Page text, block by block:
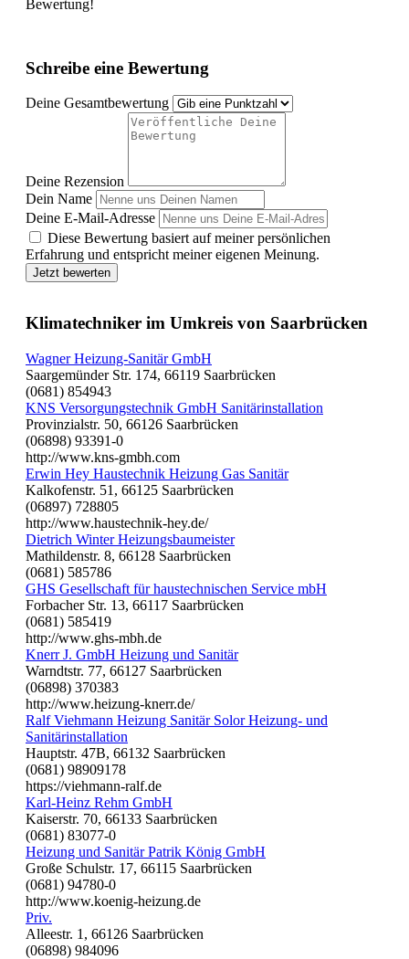
Bewertung!
Schreibe eine Bewertung
Deine Gesamtbewertung
Deine Rezension
Dein Name
Deine E-Mail-Adresse
Diese Bewertung basiert auf meiner persönlichen
Erfahrung und entspricht meiner eigenen Meinung.
Jetzt bewerten
Klimatechniker im Umkreis von Saarbrücken
Wagner Heizung-Sanitär GmbH
Saargemünder Str. 174, 66119 Saarbrücken
(0681) 854943
KNS Versorgungstechnik GmbH Sanitärinstallation
Provinzialstr. 50, 66126 Saarbrücken
(06898) 93391-0
http://www.kns-gmbh.com
Erwin Hey Haustechnik Heizung Gas Sanitär
Kalkofenstr. 51, 66125 Saarbrücken
(06897) 728805
http://www.haustechnik-hey.de/
Dietrich Winter Heizungsbaumeister
Mathildenstr. 8, 66128 Saarbrücken
(0681) 585786
GHS Gesellschaft für haustechnischen Service mbH
Forbacher Str. 13, 66117 Saarbrücken
(0681) 585419
http://www.ghs-mbh.de
Knerr J. GmbH Heizung und Sanitär
Warndtstr. 77, 66127 Saarbrücken
(06898) 370383
http://www.heizung-knerr.de/
Ralf Viehmann Heizung Sanitär Solor Heizung- und
Sanitärinstallation
Hauptstr. 47B, 66132 Saarbrücken
(0681) 98909178
https://viehmann-ralf.de
Karl-Heinz Rehm GmbH
Kaiserstr. 70, 66133 Saarbrücken
(0681) 83077-0
Heizung und Sanitär Patrik König GmbH
Große Schulstr. 17, 66115 Saarbrücken
(0681) 94780-0
http://www.koenig-heizung.de
Priv.
Alleestr. 1, 66126 Saarbrücken
(06898) 984096